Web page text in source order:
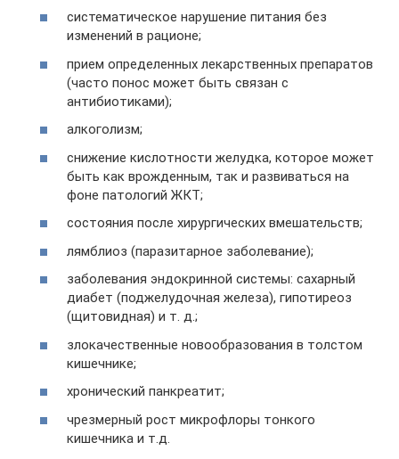
систематическое нарушение питания без
изменений в рационе;
прием определенных лекарственных препаратов
(часто понос может быть связан с
антибиотиками);
алкоголизм;
снижение кислотности желудка, которое может
быть как врожденным, так и развиваться на
фоне патологий ЖКТ;
состояния после хирургических вмешательств;
лямблиоз (паразитарное заболевание);
заболевания эндокринной системы: сахарный
диабет (поджелудочная железа), гипотиреоз
(щитовидная) и т. д.;
злокачественные новообразования в толстом
кишечнике;
хронический панкреатит;
чрезмерный рост микрофлоры тонкого
кишечника и т.д.